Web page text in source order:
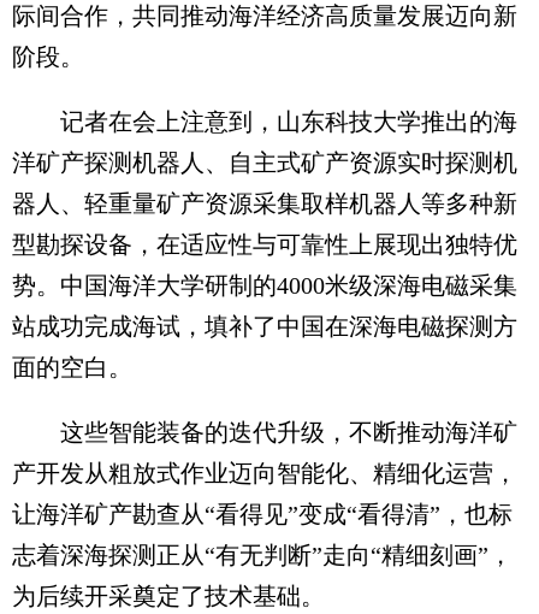
际间合作，共同推动海洋经济高质量发展迈向新
阶段。
记者在会上注意到，山东科技大学推出的海
洋矿产探测机器人、自主式矿产资源实时探测机
器人、轻重量矿产资源采集取样机器人等多种新
型勘探设备，在适应性与可靠性上展现出独特优
势。中国海洋大学研制的4000米级深海电磁采集
站成功完成海试，填补了中国在深海电磁探测方
面的空白。
这些智能装备的迭代升级，不断推动海洋矿
产开发从粗放式作业迈向智能化、精细化运营，
让海洋矿产勘查从“看得见”变成“看得清”，也标
志着深海探测正从“有无判断”走向“精细刻画”，
为后续开采奠定了技术基础。